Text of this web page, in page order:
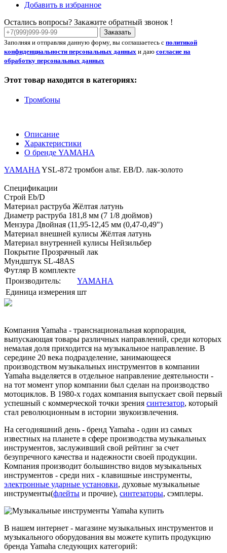
Добавить в избранное
Остались вопросы? Закажите обратный звонок !
Заказать
Заполняя и отправляя данную форму, вы соглашаетесь с политикой
конфиденциальности персональных данных и даю согласие на
обработку персональных данных
Этот товар находится в категориях:
Тромбоны
Описание
Характеристики
О бренде YAMAHA
YAMAHA YSL-872 тромбон альт. EB/D. лак-золото
Спецификации
Строй Eb/D
Материал раструба Жёлтая латунь
Диаметр раструба 181,8 мм (7 1/8 дюймов)
Мензура Двойная (11,95-12,45 мм (0,47-0,49")
Материал внешней кулисы Жёлтая латунь
Материал внутренней кулисы Нейзильбер
Покрытие Прозрачный лак
Мундштук SL-48AS
Футляр В комплекте
Производитель:
YAMAHA
Единица измерения шт
Компания Yamaha - транснациональная корпорация,
выпускающая товары различных направлений, среди которых
немалая доля приходится на музыкальное направление. В
середине 20 века подразделение, занимающееся
производством музыкальных инструментов в компании
Yamaha выделяется в отдельное направление деятельности -
на тот момент упор компании был сделан на производство
мотоциклов. В 1980-х годах компания выпускает свой первый
успешный с коммерческой точки зрения синтезатор, который
стал революционным в истории звукоизвлечения.
На сегодняшний день - бренд Yamaha - один из самых
известных на планете в сфере производства музыкальных
инструментов, заслуживший свой рейтинг за счет
безупречного качества и надежности своей продукции.
Компания производит большинство видов музыкальных
инструментов - среди них - клавишные инструменты,
электронные ударные установки, духовые музыкальные
инструменты(флейты и прочие), синтезаторы, сэмплеры.
В нашем интернет - магазине музыкальных инструментов и
музыкального оборудования вы можете купить продукцию
бренда Yamaha следующих категорий: